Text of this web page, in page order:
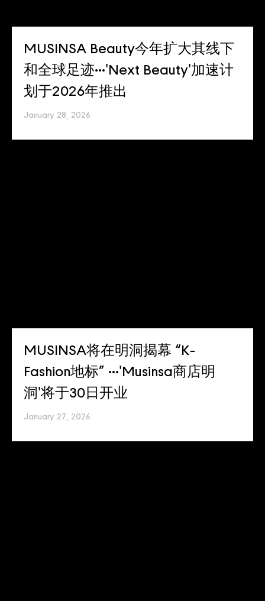
MUSINSA Beauty今年扩大其线下
和全球足迹···'Next Beauty'加速计
划于2026年推出
January 28, 2026
MUSINSA将在明洞揭幕 “K-
Fashion地标” ···'Musinsa商店明
洞'将于30日开业
January 27, 2026